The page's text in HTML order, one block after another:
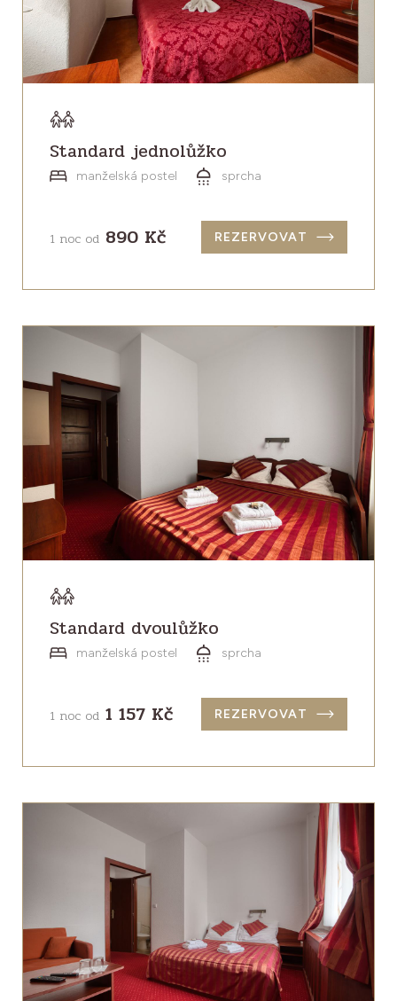
Standard jednolůžko
manželská postel sprcha
1 noc od 890 Kč REZERVOVAT
Standard dvoulůžko
manželská postel sprcha
1 noc od 1 157 Kč REZERVOVAT